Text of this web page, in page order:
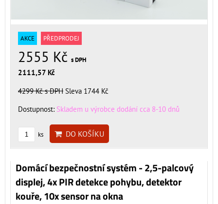
AKCE PŘEDPRODEJ
2555 Kč s DPH
2111,57 Kč
4299 Kčs DPH Sleva 1744 Kč
Dostupnost: Skladem u výrobce dodání cca 8-10 dnů
ks DO KOŠÍKU
Domácí bezpečnostní systém - 2,5-palcový
displej, 4x PIR detekce pohybu, detektor
kouře, 10x sensor na okna